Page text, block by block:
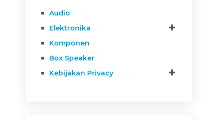
Audio
Elektronika
Komponen
Box Speaker
Kebijakan Privacy